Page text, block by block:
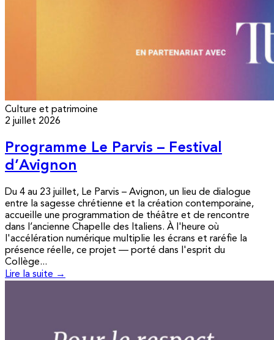
Culture et patrimoine
2 juillet 2026
Programme Le Parvis – Festival
d’Avignon
Du 4 au 23 juillet, Le Parvis – Avignon, un lieu de dialogue
entre la sagesse chrétienne et la création contemporaine,
accueille une programmation de théâtre et de rencontre
dans l’ancienne Chapelle des Italiens. À l'heure où
l'accélération numérique multiplie les écrans et raréfie la
présence réelle, ce projet — porté dans l'esprit du
Collège...
Lire la suite →